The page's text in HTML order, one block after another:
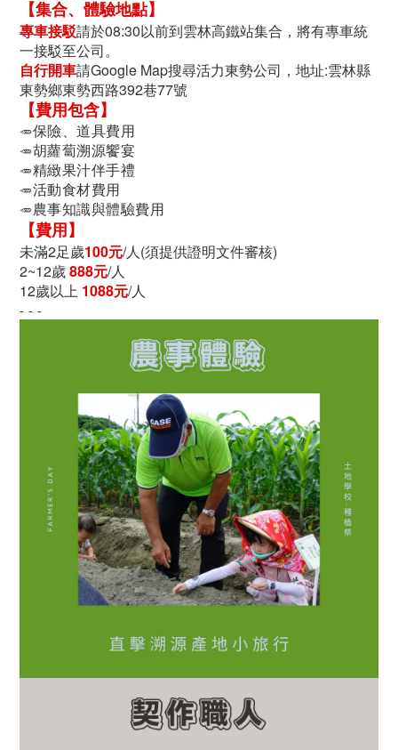
【集合、體驗地點】
專車接駁請於08:30以前到雲林高鐵站集合，將有專車統
一接駁至公司。
自行開車請Google Map搜尋活力東勢公司，地址:雲林縣
東勢鄉東勢西路392巷77號
【費用包含】
🥕保險、道具費用
🥕胡蘿蔔溯源饗宴
🥕精緻果汁伴手禮
🥕活動食材費用
🥕農事知識與體驗費用
【費用】
未滿2足歲100元/人(須提供證明文件審核)
2~12歲888元/人
12歲以上 1088元/人
- - -